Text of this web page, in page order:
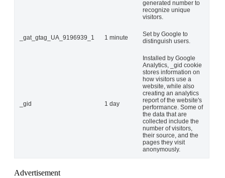
generated number to
recognize unique
visitors.
_gat_gtag_UA_9196939_1 1 minute
Set by Google to
distinguish users.
_gid 1 day
Installed by Google
Analytics, _gid cookie
stores information on
how visitors use a
website, while also
creating an analytics
report of the website's
performance. Some of
the data that are
collected include the
number of visitors,
their source, and the
pages they visit
anonymously.
Advertisement